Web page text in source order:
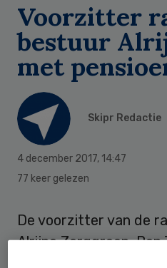
Voorzitter
bestuur
met
Skipr Redactie
4 december 2017, 14:47
77 keer gelezen
De voorzitter van de
Alrijne Zorggroep,